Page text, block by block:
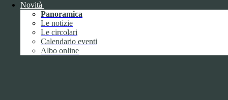
Novità
Panoramica
Le notizie
Le circolari
Calendario eventi
Albo online
Marzo
Aprile
Maggio
Giugno
1
Luglio
Agosto